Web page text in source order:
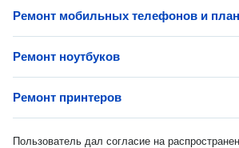
Ремонт мобильных телефонов и
Ремонт ноутбуков
Ремонт принтеров
Пользователь дал согласие на